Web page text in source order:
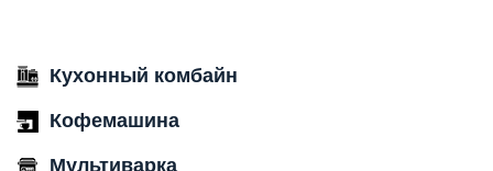
Кухонный комбайн
Кофемашина
Мультиварка